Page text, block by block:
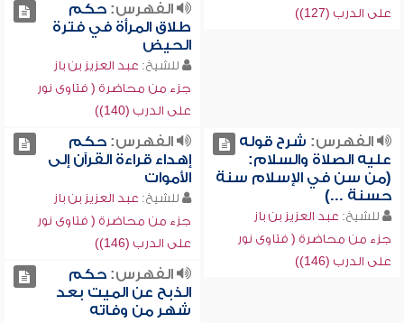
على الدرب (127))
الفهرس:حكم
طلاق المرأة في فترة
الحيض
للشيخ: عبد العزيز بن باز
جزء من محاضرة ( فتاوى نور
على الدرب (140))
الفهرس: شرح قوله
عليه الصلاة والسلام:
(من سن في الإسلام سنة
حسنة ...)
للشيخ: عبد العزيز بن باز
جزء من محاضرة ( فتاوى نور
على الدرب (146))
الفهرس:حكم
إهداء قراءة القرآن إلى
الأموات
للشيخ: عبد العزيز بن باز
جزء من محاضرة ( فتاوى نور
على الدرب (146))
الفهرس:حكم
الذبح عن الميت بعد
شهر من وفاته